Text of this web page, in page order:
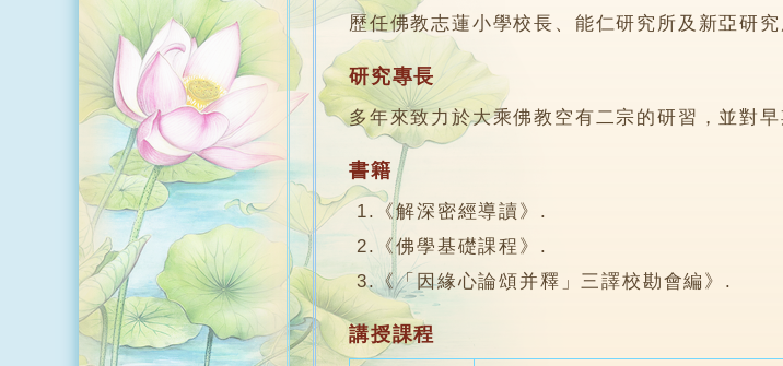
歷任佛教志蓮小學校長、能仁研究所及新亞研究
研究專長
多年來致力於大乘佛教空有二宗的研習，並對
書籍
1.《解深密經導讀》.
2.《佛學基礎課程》.
3.《「因緣心論頌并釋」三譯校勘會編》.
講授課程